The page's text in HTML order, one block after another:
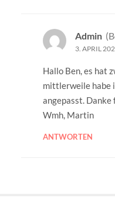
Admin
3. APRIL
Hallo Ben, es hat
mittlerweile habe
angepasst.
Wmh, Martin
ANTWORTEN